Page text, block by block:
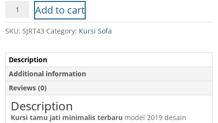
Kursi
Jati
Terbaru
quantity
Add to cart
SKU: SJRT43 Category: Kursi Sofa
Description
Additional information
Reviews (0)
Description
Kursi tamu jati minimalis terbaru model 2019 desain